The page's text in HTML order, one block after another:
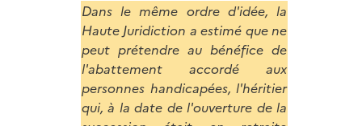
Dans le même ordre d'idée, la
Haute Juridiction a estimé que ne
peut prétendre au bénéfice de
l'abattement accordé aux
personnes handicapées, l'héritier
qui, à la date de l'ouverture de la